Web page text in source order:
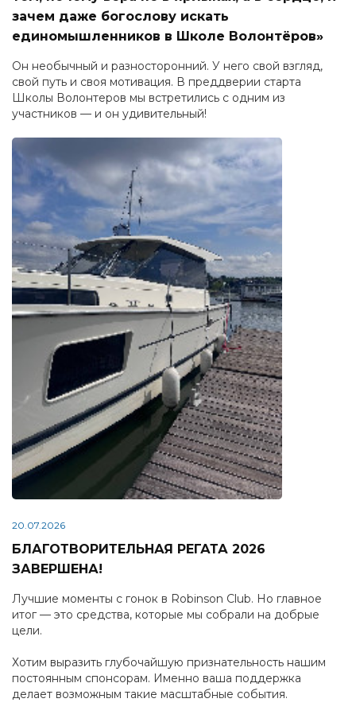
зачем даже богослову искать
единомышленников в Школе Волонтёров»
Он необычный и разносторонний. У него свой взгляд,
свой путь и своя мотивация. В преддверии старта
Школы Волонтеров мы встретились с одним из
участников — и он удивительный!
20.07.2026
БЛАГОТВОРИТЕЛЬНАЯ РЕГАТА 2026
ЗАВЕРШЕНА!
Лучшие моменты с гонок в Robinson Club. Но главное
итог — это средства, которые мы собрали на добрые
цели.
Хотим выразить глубочайшую признательность нашим
постоянным спонсорам. Именно ваша поддержка
делает возможным такие масштабные события.